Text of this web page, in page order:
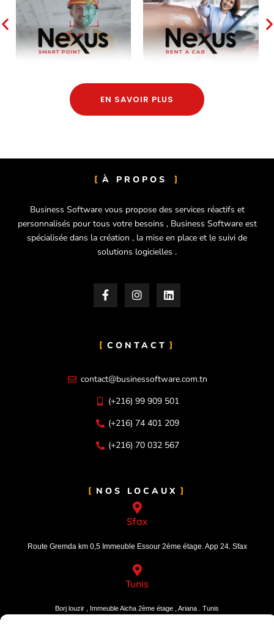
EN SAVOIR PLUS
À PROPOS
Business Software vous propose des services réactifs et
personnalisés pour tous votre besoins , Business Software est
spécialisée dans la création , la mise en place et le suivi de
solutions logicielles .
CONTACT
contact@businessoftware.com.tn
(+216) 99 909 501
(+216) 74 401 209
(+216) 70 032 567
NOS LOCAUX
Sfax
Route Gremda km 0,5 Immeuble Essour 2ème étage. App 24. Sfax
Tunis
Borj louzir , Immeuble Aicha 2ème étage , Ariana . Tunis